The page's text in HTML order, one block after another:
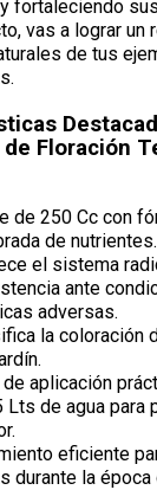
fortaleciendo
vas a lograr un
de tus
Floración
de 250 Cc con
de nutrientes.
el sistema
ante
adversas.
la coloración
aplicación
Lts de agua para
eficiente
durante la época